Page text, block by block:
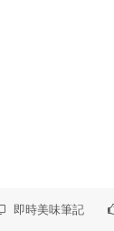
即時美味筆記